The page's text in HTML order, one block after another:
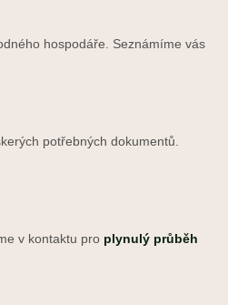
hospodáře. Seznámíme vás
potřebných dokumentů.
v kontaktu pro plynulý průběh